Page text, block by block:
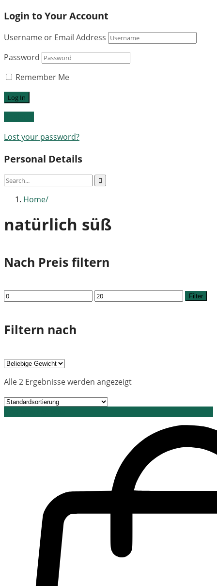
Login to Your Account
Username or Email Address
Password
Remember Me
Lost your password?
Personal Details
Home
natürlich süß
Nach Preis filtern
Min.
Preis
Max.
Preis
Filter
Filtern nach
Alle 2 Ergebnisse werden angezeigt